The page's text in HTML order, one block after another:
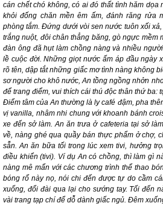
cán chết chó không, có ai đó thất tình hăm dọa
khỏi đống chăn mền êm ấm, đánh răng rửa
phòng tắm. Đứng dưới vòi sen nước tuôn xối
trắng nuột, đôi chân thẳng băng, gò ngực mềm
đàn ông đã hụt làm chồng nàng và nhiều
lề cuộc đời. Những giọt nước ấm áp đầu ngày
rõ tên, dập tắt những giấc mơ tình nàng không
sơ người cho khô nước, An tồng ngồng nhởn
để trang điểm, vui thích cái thú độc thân thứ ba:
Điểm tâm của An thường là ly café đậm, pha
vị vanilla, nhâm nhi chung với khoanh bánh
xe đến sở làm. An ăn trưa ở cafeteria tại sở
về, nàng ghé qua quầy bán thực phẩm ở chợ,
sẵn. An ăn bữa tối trong lúc xem tivi, hưởng
điều khiển (tivi). Ví dụ An có chồng, thì làm gì
nàng mê mẩn với các chương trình thể thao
bóng rổ này nọ, nói chi đến được tự do cầm
xuống, đổi đài qua lại cho sướng tay. Tối đến
vài trang tạp chí để dỗ dành giấc ngủ. Đêm